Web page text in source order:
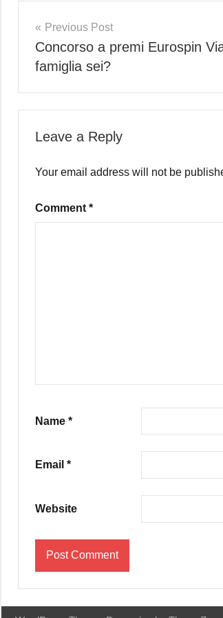
Post
navigation
Previous Post
Concorso a premi Eurospin
famiglia sei?
Leave a Reply
Your email address will not be
Comment *
Name *
Email *
Website